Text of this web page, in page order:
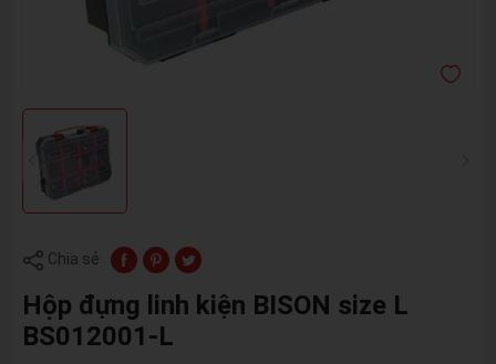
Chia sẻ
Hộp đựng linh kiện BISON size L
BS012001-L